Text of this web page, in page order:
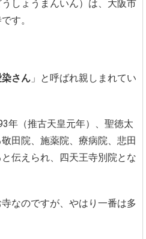
しょうまんいん）は、大阪市
す。
さん 」と呼ばれ親しまれてい
年（推古天皇元年）、聖徳太
田院、施薬院、療病院、悲田
伝えられ、四天王寺別院とな
なのですが、やはり一番は多